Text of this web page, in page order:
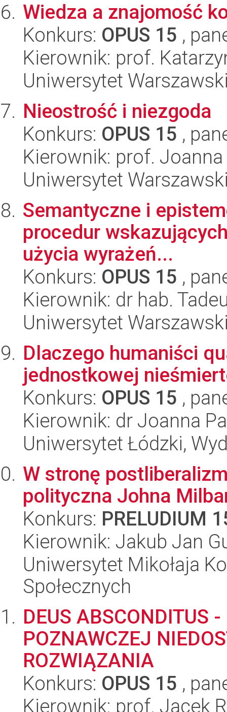
Wiedza a znajomość
Konkurs: OPUS 15 ,
Kierownik: prof.
Uniwersytet
Nieostrość i niezgoda
Konkurs: OPUS 15 ,
Kierownik: prof.
Uniwersytet
Semantyczne i
procedur
użycia wyrażeń...
Konkurs: OPUS 15 ,
Kierownik: dr hab.
Uniwersytet
Dlaczego humaniści
jednostkowej
Konkurs: OPUS 15 ,
Kierownik: dr Joanna
Uniwersytet Łódzki,
W stronę
polityczna Johna
Konkurs: PRELUDIUM
Kierownik: Jakub Jan
Uniwersytet Mikołaja
Społecznych
DEUS ABSCONDITUS
POZNAWCZEJ
ROZWIĄZANIA
Konkurs: OPUS 15 ,
Kierownik: prof. Jacek